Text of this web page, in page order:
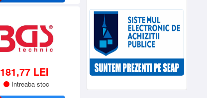
181,77 LEI
Intreaba stoc